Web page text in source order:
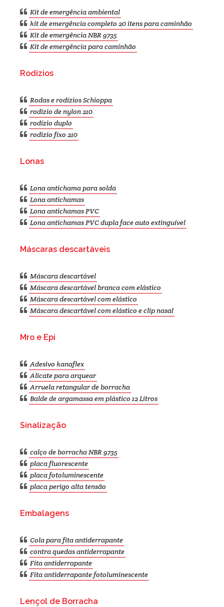
Kit de emergência ambiental
kit de emergência completo 20 itens para caminhão
Kit de emergência NBR 9735
Kit de emergência para caminhão
Rodízios
Rodas e rodízios Schioppa
rodizio de nylon 210
rodízio duplo
rodizio fixo 210
Lonas
Lona antichama para solda
Lona antichamas
Lona antichamas PVC
Lona antichamas PVC dupla face auto extinguível
Máscaras descartáveis
Máscara descartável
Máscara descartável branca com elástico
Máscara descartável com elástico
Máscara descartável com elástico e clip nasal
Mro e Epi
Adesivo kanaflex
Alicate para arquear
Arruela retangular de borracha
Balde de argamassa em plástico 12 Litros
Sinalização
calço de borracha NBR 9735
placa fluorescente
placa fotoluminescente
placa perigo alta tensão
Embalagens
Cola para fita antiderrapante
contra quedas antiderrapante
Fita antiderrapante
Fita antiderrapante fotoluminescente
Lençol de Borracha